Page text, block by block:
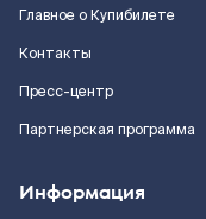
Главное о Купибилете
Контакты
Пресс-центр
Партнерская программа
Информация